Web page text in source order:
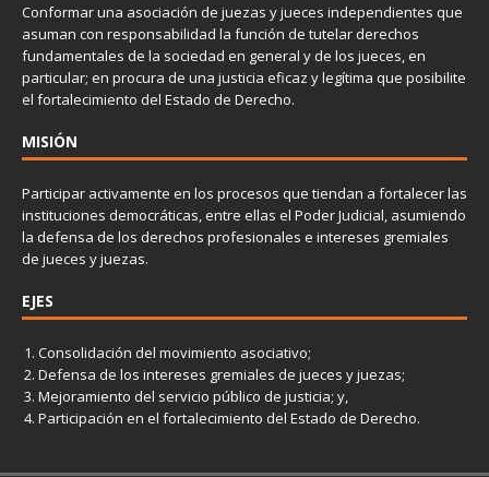
Conformar una asociación de juezas y jueces independientes que
asuman con responsabilidad la función de tutelar derechos
fundamentales de la sociedad en general y de los jueces, en
particular; en procura de una justicia eficaz y legítima que posibilite
el fortalecimiento del Estado de Derecho.
MISIÓN
Participar activamente en los procesos que tiendan a fortalecer las
instituciones democráticas, entre ellas el Poder Judicial, asumiendo
la defensa de los derechos profesionales e intereses gremiales
de jueces y juezas.
EJES
Consolidación del movimiento asociativo;
Defensa de los intereses gremiales de jueces y juezas;
Mejoramiento del servicio público de justicia; y,
Participación en el fortalecimiento del Estado de Derecho.